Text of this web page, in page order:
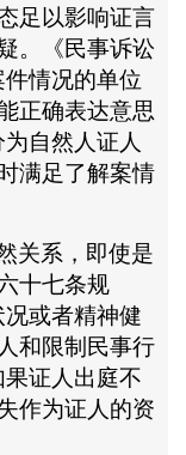
足以影响证言
。《民事诉讼
件情况的单位
正确表达意思
自然人证人
满足了解案情
关系，即使是
十七条规
或者精神健
和限制民事行
证人出庭不
作为证人的资